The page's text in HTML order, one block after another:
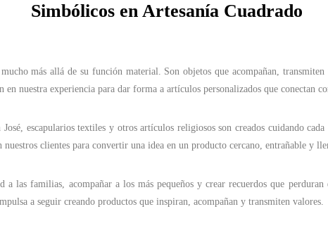
Simbólicos en Artesanía Cuadrado
más allá de su función material. Son objetos que acompañan,
en nuestra experiencia para dar forma a artículos personalizados que conectan
escapularios textiles y otros artículos religiosos son creados cuidando
clientes para convertir una idea en un producto cercano, entrañable y
las familias, acompañar a los más pequeños y crear recuerdos que
a seguir creando productos que inspiran, acompañan y transmiten valores.